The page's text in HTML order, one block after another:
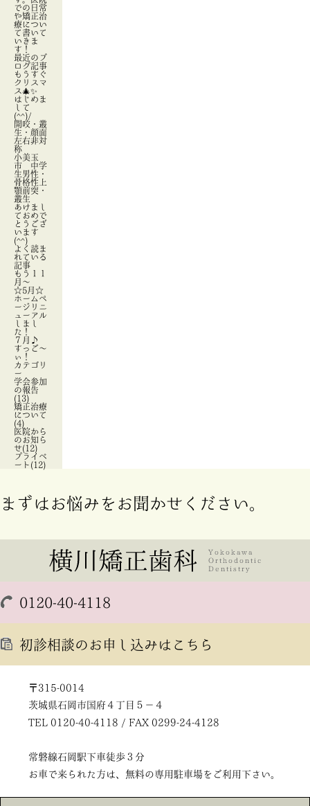
での日常
や矯正治
療につい
て書いて
いきま
す！
最近のブ
ログ記事
もうすぐ
クリスマ
ス🎄✨
はじめま
して
(^^)/
開咬・叢
生・顔面
左右非対
称
小美玉
市 中学
生男性・
骨格性上
顎前突・
叢生
あけまし
ておめで
とうござ
います
(^^)
よく読ま
れている
記事
もう１１
月～
☆5月☆
ホームペ
ージリニ
ューアル
しまし
た！
７月♪
すっご～
ぃ！
カテゴリ
ー
学会参加
の報告
(13)
矯正治療
について
(4)
医院から
のお知ら
せ(12)
プライベ
ート(12)
まずはお悩みをお聞かせください。
0120-40-4118
初診相談のお申し込みはこちら
〒315-0014
茨城県石岡市国府４丁目５－４
TEL 0120-40-4118 / FAX 0299-24-4128
常磐線石岡駅下車徒歩３分
お車で来られた方は、無料の専用駐車場をご利用下さい。